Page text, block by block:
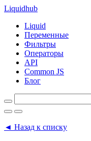
Liquidhub
Liquid
Переменные
Фильтры
Операторы
API
Common JS
Блог
◄ Назад к списку